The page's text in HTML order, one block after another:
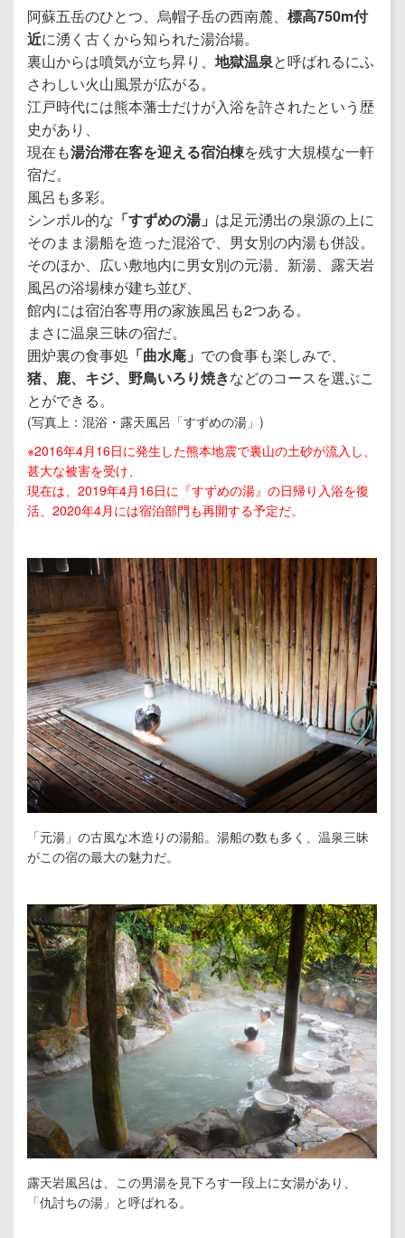
阿蘇五岳のひとつ、烏帽子岳の西南麓、 標高750m付
近に湧く古くから知られた湯治場。
裏山からは噴気が立ち昇り、 地獄温泉と呼ばれるにふ
さわしい火山風景が広がる。
江戸時代には熊本藩士だけが入浴を許されたという歴
史があり、
現在も湯治滞在客を迎える宿泊棟を残す大規模な一軒
宿だ。
風呂も多彩。
シンボル的な 「すずめの湯」 は足元湧出の泉源の上に
そのまま湯船を造った混浴で、男女別の内湯も併設。
そのほか、広い敷地内に男女別の元湯、新湯、露天岩
風呂の浴場棟が建ち並び、
館内には宿泊客専用の家族風呂も2つある。
まさに温泉三昧の宿だ。
囲炉裏の食事処 「曲水庵」 での食事も楽しみで、
猪、鹿、キジ、野鳥いろり焼きなどのコースを選ぶこ
とができる。
(写真上：混浴・露天風呂「すずめの湯」)
※2016年4月16日に発生した熊本地震で裏山の土砂が流入し、
甚大な被害を受け、
現在は、2019年4月16日に『すずめの湯』の日帰り入浴を復
活、2020年4月には宿泊部門も再開する予定だ。
「元湯」の古風な木造りの湯船。湯船の数も多く、温泉三昧
がこの宿の最大の魅力だ。
露天岩風呂は、この男湯を見下ろす一段上に女湯があり、
「仇討ちの湯」と呼ばれる。